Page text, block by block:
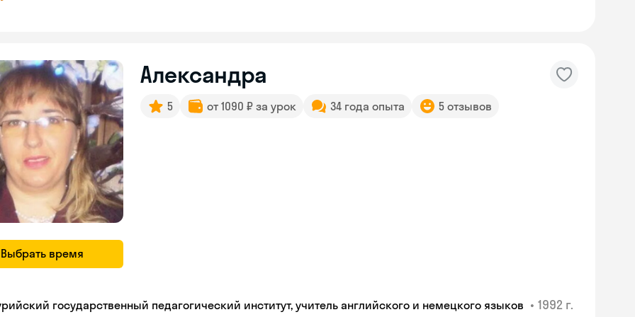
Выбрать время
Александра
5 от 1090 ₽ за урок 34 года опыта 5 отзывов
государственный педагогический институт, учитель английского и немецкого языков • 1992 г.